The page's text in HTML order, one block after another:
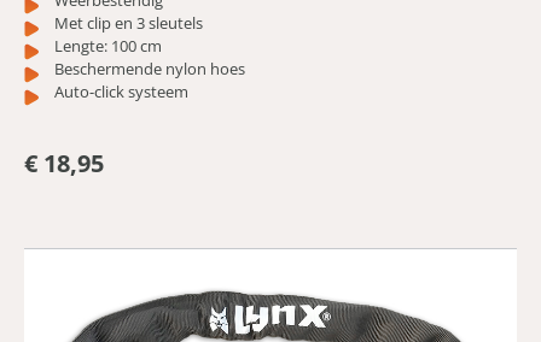
Met clip en 3 sleutels
Lengte: 100 cm
Beschermende nylon hoes
Auto-click systeem
€ 18,95